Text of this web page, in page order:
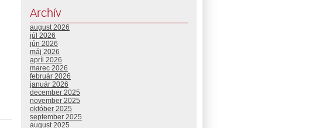
Archív
august 2026
júl 2026
jún 2026
máj 2026
apríl 2026
marec 2026
február 2026
január 2026
december 2025
november 2025
október 2025
september 2025
august 2025